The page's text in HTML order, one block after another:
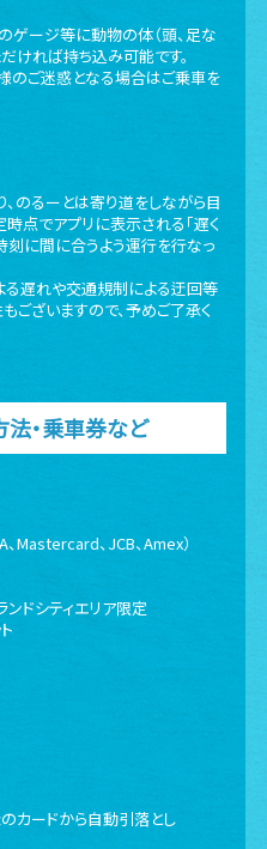
ゲージ等に動物の体（頭、足な
ければ持ち込み可能です。
のご迷惑となる場合はご乗車を
のるーとは寄り道をしながら目
点でアプリに表示される「遅く
に間に合うよう運行を行なっ
る遅れや交通規制による迂回等
ございますので、予めご了承く
法・乗車券など
、Mastercard、JCB、Amex）
ンドシティエリア限定
カードから自動引落とし